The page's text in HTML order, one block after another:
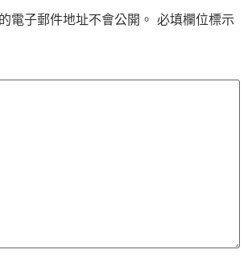
電子郵件地址不會公開。 必填欄位標示